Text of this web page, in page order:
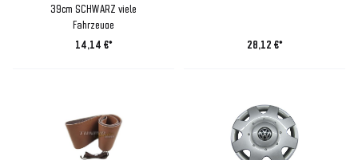
39cm SCHWARZ viele
Fahrzeuge
14,14 €*
28,12 €*